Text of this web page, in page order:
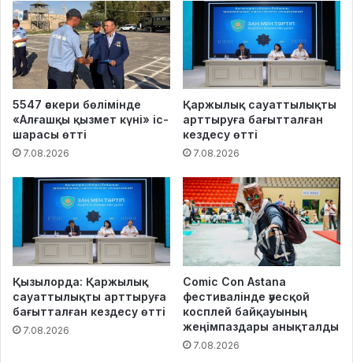
5547 әскери бөлімінде
«Алғашқы қызмет күні» іс-
шарасы өтті
7.08.2026
Қаржылық сауаттылықты
арттыруға бағытталған
кездесу өтті
7.08.2026
Қызылорда: Қаржылық
сауаттылықты арттыруға
бағытталған кездесу өтті
7.08.2026
Comic Con Astana
фестивалінде әуесқой
косплей байқауының
жеңімпаздары анықталды
7.08.2026